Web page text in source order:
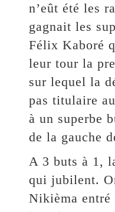
n’eût été les
gagnait les
Félix Kaboré
leur tour la
sur lequel la
pas titulaire
à un superbe
de la gauche
A 3 buts à 1,
qui jubilent.
Nikièma entré